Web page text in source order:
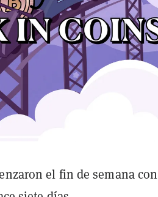
el fin de semana con